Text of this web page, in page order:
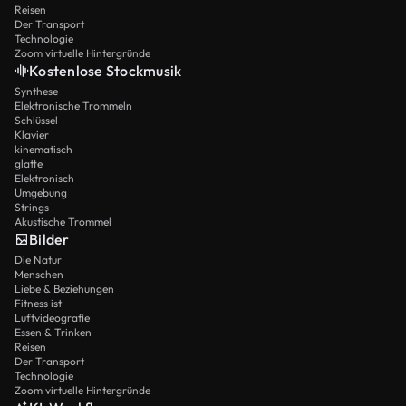
Reisen
Der Transport
Technologie
Zoom virtuelle Hintergründe
Kostenlose Stockmusik
Synthese
Elektronische Trommeln
Schlüssel
Klavier
kinematisch
glatte
Elektronisch
Umgebung
Strings
Akustische Trommel
Bilder
Die Natur
Menschen
Liebe & Beziehungen
Fitness ist
Luftvideografie
Essen & Trinken
Reisen
Der Transport
Technologie
Zoom virtuelle Hintergründe